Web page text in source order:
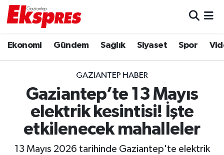
Ekonomi Gündem Sağlık Siyaset Spor
GAZIANTEP HABER
Gaziantep’te 13 Mayıs
elektrik kesintisi! İşte
etkilenecek mahalleler
13 Mayıs 2026 tarihinde Gaziantep'te elektrik
Ekonomi
Gaziantep son dakika
Genel
Trafik Durumu
Puan Durumu ve Fikstür
Tüm Manşetler